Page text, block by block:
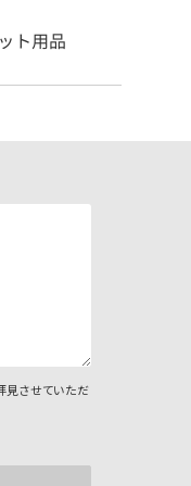
見させていただ